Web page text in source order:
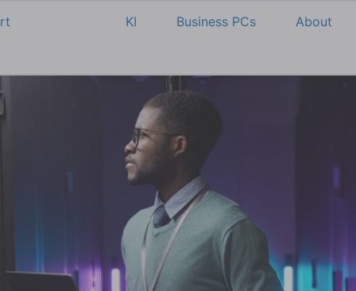
KI Business PCs About